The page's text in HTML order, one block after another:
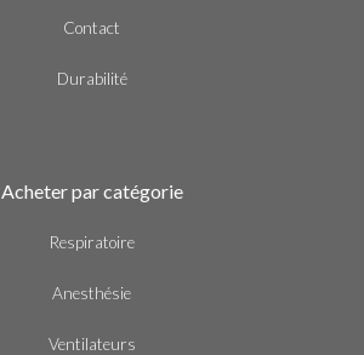
Contact
Durabilité
Acheter par catégorie
Respiratoire
Anesthésie
Ventilateurs